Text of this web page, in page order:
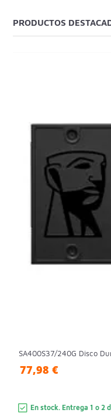
PRODUCTOS
SA400S37/240G Disco
77,98 €
En stock. Entrega 1 o 2